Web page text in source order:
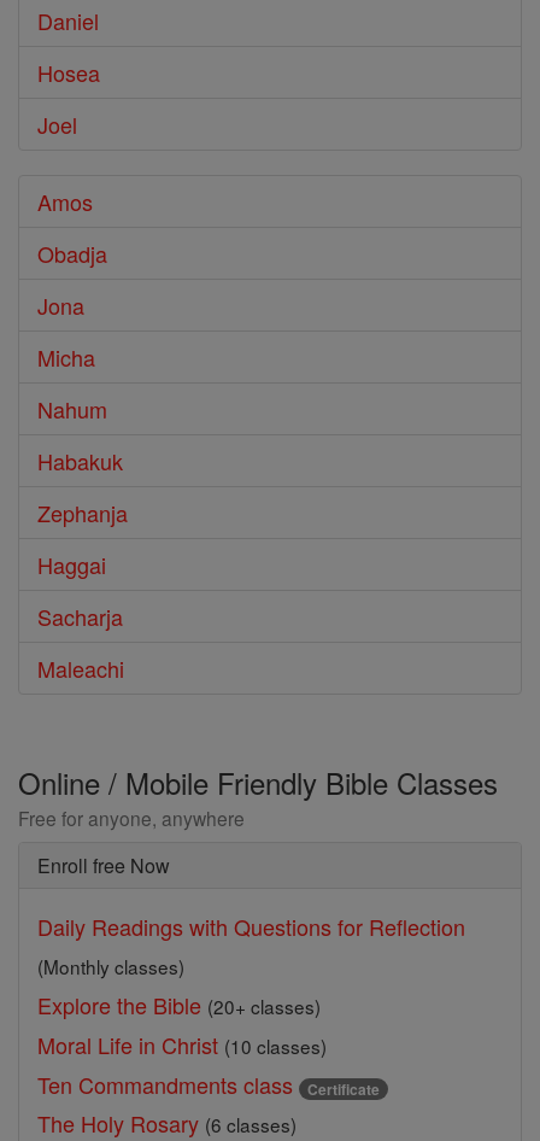
Daniel
Hosea
Joel
Amos
Obadja
Jona
Micha
Nahum
Habakuk
Zephanja
Haggai
Sacharja
Maleachi
Online / Mobile Friendly Bible Classes
Free for anyone, anywhere
Enroll free Now
Daily Readings with Questions for Reflection
(Monthly classes)
Explore the Bible (20+ classes)
Moral Life in Christ (10 classes)
Ten Commandments class Certificate
The Holy Rosary (6 classes)